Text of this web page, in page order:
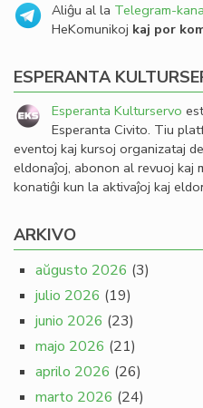
Aliĝu al la Telegram-
HeKomunikoj kaj por
ESPERANTA
Esperanta Kulturservo
Esperanta Civito. Tiu
eventoj kaj kursoj organizataj
eldonaĵoj, abonon al revuoj kaj
konatiĝi kun la aktivaĵoj kaj
ARKIVO
aŭgusto 2026 (3)
julio 2026 (19)
junio 2026 (23)
majo 2026 (21)
aprilo 2026 (26)
marto 2026 (24)